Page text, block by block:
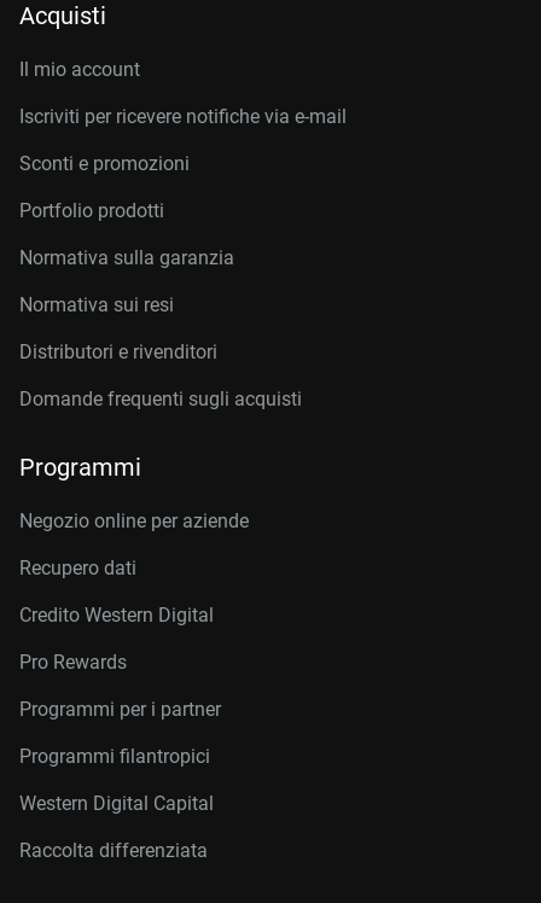
Acquisti
Il mio account
Iscriviti per ricevere notifiche via e-mail
Sconti e promozioni
Portfolio prodotti
Normativa sulla garanzia
Normativa sui resi
Distributori e rivenditori
Domande frequenti sugli acquisti
Programmi
Negozio online per aziende
Recupero dati
Credito Western Digital
Pro Rewards
Programmi per i partner
Programmi filantropici
Western Digital Capital
Raccolta differenziata